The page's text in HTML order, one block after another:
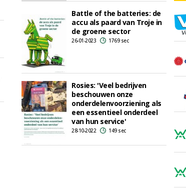
Battle of the batteries: de
accu als paard van Troje in
de groene sector
26-01-2023 1769 sec
Rosies: 'Veel bedrijven
beschouwen onze
onderdelenvoorziening als
een essentieel onderdeel
van hun service'
28-10-2022 149 sec